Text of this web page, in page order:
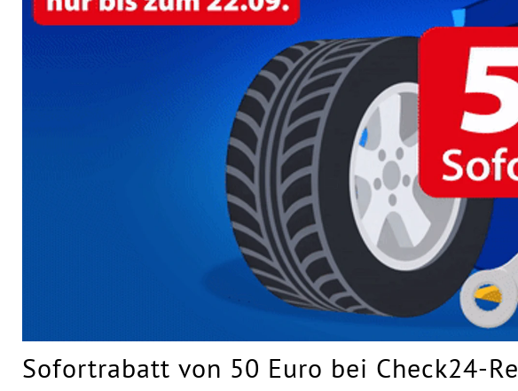
Sofortrabatt von 50 Euro bei Check24-